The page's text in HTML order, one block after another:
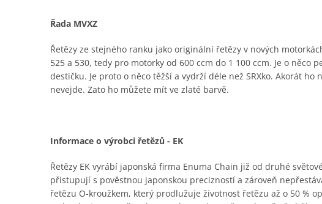
Řada MVXZ
Řetězy ze stejného ranku jako originální řetězy v nových
525 a 530, tedy pro motorky od 600 ccm do 1 100 ccm. Je o něco
destičku. Je proto o něco těžší a vydrží déle než SRXko. Akorát
nevejde. Zato ho můžete mít ve zlaté barvě.
Informace o výrobci řetězů - EK
Řetězy EK vyrábí japonská firma Enuma Chain již od druhé
přistupují s pověstnou japonskou precizností a zároveň
řetězu O-kroužkem, který prodlužuje životnost řetězu až o 50 %